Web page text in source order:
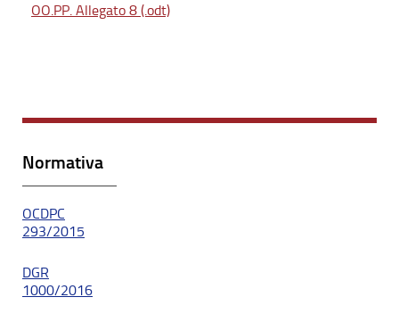
OO.PP. Allegato 8 (.odt)
Normativa
OCDPC
293/2015
DGR
1000/2016